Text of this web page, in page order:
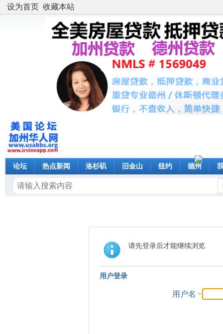
设为首页 收藏本站
论坛 热点新闻 洛杉矶 旧金山 纽约 德州
请先登录后才能继续浏览
用户登录
用户名